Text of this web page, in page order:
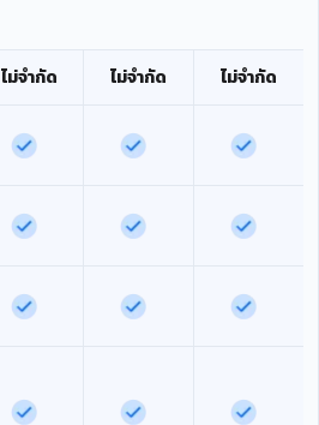
ไม่จำกัด ไม่จำกัด ไม่จำกัด